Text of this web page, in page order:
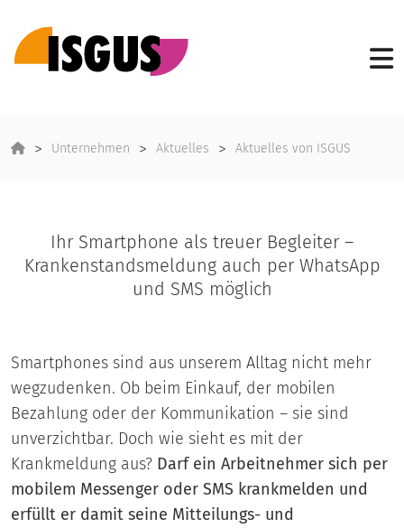
Unternehmen Aktuelles Aktuelles von ISGUS
Ihr Smartphone als treuer Begleiter –
Krankenstandsmeldung auch per WhatsApp
und SMS möglich
Smartphones sind aus unserem Alltag nicht mehr
wegzudenken. Ob beim Einkauf, der mobilen
Bezahlung oder der Kommunikation – sie sind
unverzichtbar. Doch wie sieht es mit der
Krankmeldung aus? Darf ein Arbeitnehmer sich per
mobilem Messenger oder SMS krankmelden und
erfüllt er damit seine Mitteilungs- und